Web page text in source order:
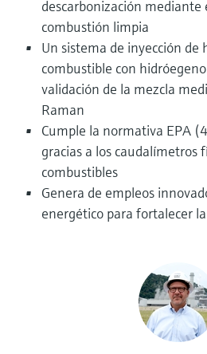
Visor de dispositivos
Encuentre información y documentación
específicas sobre los productos.
Buscador de repuestos
Encuentre repuestos por raíz del
código de pedido o número de serie
electromecánico
Medición de nivel por barrera
microondas
Level measurement with pressure
Ver todos
Medición mediante transmisión
microondas
Memosens technology
Ver todos
la transparencia de los procesos
para una toma de decisiones
sólida y fundamentada
descarbonización mediante
combustión limpia
Un sistema de inyección de
combustible con
validación de la mezcla
Raman
Cumple la normativa EPA
gracias a los caudalímetros
combustibles
Genera de empleos
energético para fortalecer